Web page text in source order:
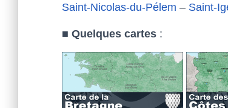
Saint-Nicolas-du-Pélem – Saint-
■ Quelques cartes :